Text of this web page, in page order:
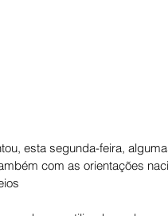
esta segunda-feira,
com as orientações